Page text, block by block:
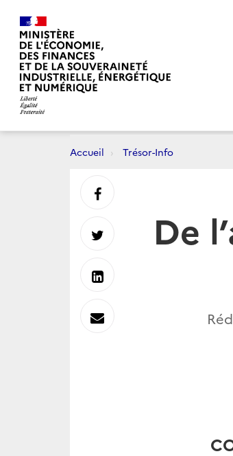
Accueil Trésor-Info
De
Partager
sur
Partager
sur
Partager
sur
Envoyer